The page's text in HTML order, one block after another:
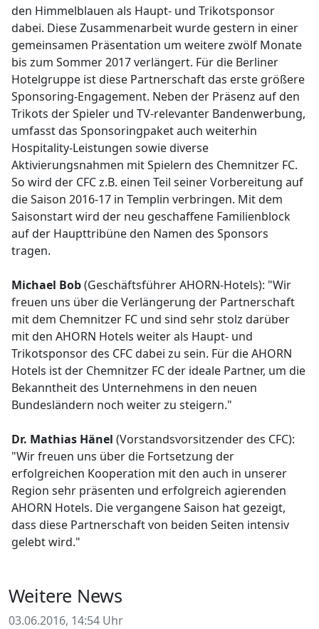
den Himmelblauen als Haupt- und Trikotsponsor
dabei. Diese Zusammenarbeit wurde gestern in einer
gemeinsamen Präsentation um weitere zwölf Monate
bis zum Sommer 2017 verlängert. Für die Berliner
Hotelgruppe ist diese Partnerschaft das erste größere
Sponsoring-Engagement. Neben der Präsenz auf den
Trikots der Spieler und TV-relevanter Bandenwerbung,
umfasst das Sponsoringpaket auch weiterhin
Hospitality-Leistungen sowie diverse
Aktivierungsnahmen mit Spielern des Chemnitzer FC.
So wird der CFC z.B. einen Teil seiner Vorbereitung auf
die Saison 2016-17 in Templin verbringen. Mit dem
Saisonstart wird der neu geschaffene Familienblock
auf der Haupttribüne den Namen des Sponsors
tragen.
Michael Bob(Geschäftsführer AHORN-Hotels): "Wir
freuen uns über die Verlängerung der Partnerschaft
mit dem Chemnitzer FC und sind sehr stolz darüber
mit den AHORN Hotels weiter als Haupt- und
Trikotsponsor des CFC dabei zu sein. Für die AHORN
Hotels ist der Chemnitzer FC der ideale Partner, um die
Bekanntheit des Unternehmens in den neuen
Bundesländern noch weiter zu steigern."
Dr. Mathias Hänel (Vorstandsvorsitzender des CFC):
"Wir freuen uns über die Fortsetzung der
erfolgreichen Kooperation mit den auch in unserer
Region sehr präsenten und erfolgreich agierenden
AHORN Hotels. Die vergangene Saison hat gezeigt,
dass diese Partnerschaft von beiden Seiten intensiv
gelebt wird."
Weitere News
03.06.2016, 14:54 Uhr